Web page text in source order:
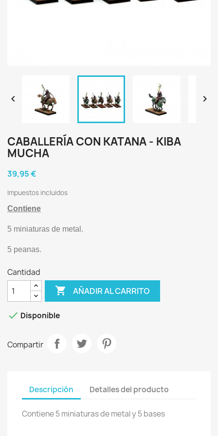
 
CABALLERÍA CON KATANA - KIBA
MUCHA
39,95 €
Impuestos incluidos
Contiene
5 miniaturas de metal.
5 peanas.
Cantidad
 AÑADIR AL CARRITO
 Disponible
Compartir
Descripción Detalles del producto
Contiene 5 miniaturas de metal y 5 bases